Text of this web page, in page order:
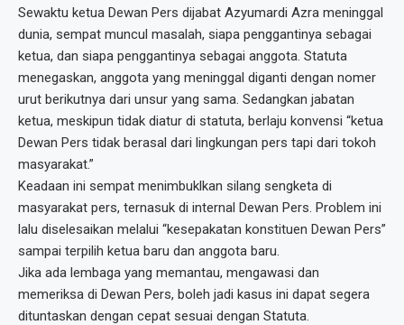
Sewaktu ketua Dewan Pers dijabat Azyumardi Azra meninggal
dunia, sempat muncul masalah, siapa penggantinya sebagai
ketua, dan siapa penggantinya sebagai anggota. Statuta
menegaskan, anggota yang meninggal diganti dengan nomer
urut berikutnya dari unsur yang sama. Sedangkan jabatan
ketua, meskipun tidak diatur di statuta, berlaju konvensi “ketua
Dewan Pers tidak berasal dari lingkungan pers tapi dari tokoh
masyarakat.”
Keadaan ini sempat menimbuklkan silang sengketa di
masyarakat pers, ternasuk di internal Dewan Pers. Problem ini
lalu diselesaikan melalui “kesepakatan konstituen Dewan Pers”
sampai terpilih ketua baru dan anggota baru.
Jika ada lembaga yang memantau, mengawasi dan
memeriksa di Dewan Pers, boleh jadi kasus ini dapat segera
dituntaskan dengan cepat sesuai dengan Statuta.